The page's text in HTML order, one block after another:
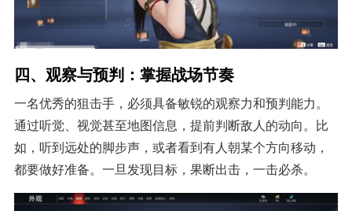
四、观察与预判：掌握战场节奏
一名优秀的狙击手，必须具备敏锐的观察力和预判能力。
通过听觉、视觉甚至地图信息，提前判断敌人的动向。比
如，听到远处的脚步声，或者看到有人朝某个方向移动，
都要做好准备。一旦发现目标，果断出击，一击必杀。